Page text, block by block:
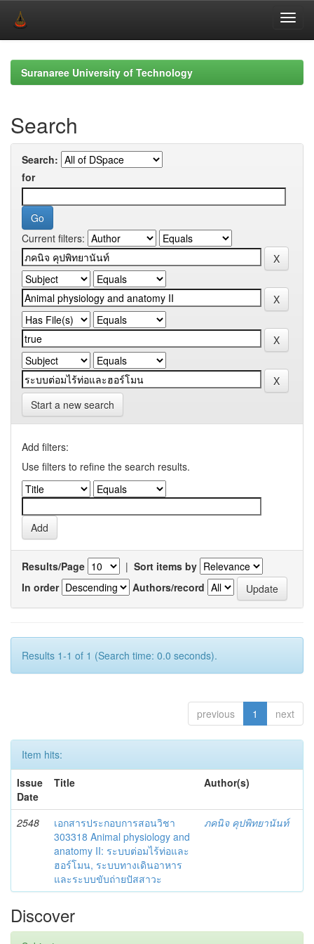
navigationSuranaree University of Technology
Search
Search:
for
Current filters:
Start a new search
Add filters:
Use filters to refine the search results.
Results/Page | Sort items by
In order
Authors/record
Results 1-1 of 1 (Search time: 0.0 seconds).
previous 1 next
Item hits:
Issue
Date
Title Author(s)
2548
เอกสารประกอบการสอนวิชา
303318 Animal physiology and
anatomy II: ระบบต่อมไร้ท่อและ
ฮอร์โมน, ระบบทางเดินอาหาร
และระบบขับถ่ายปัสสาวะ
ภคนิจ คุปพิทยานันท์
Discover